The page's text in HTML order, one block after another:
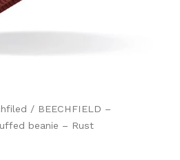
/ BEECHFIELD –
beanie – Rust